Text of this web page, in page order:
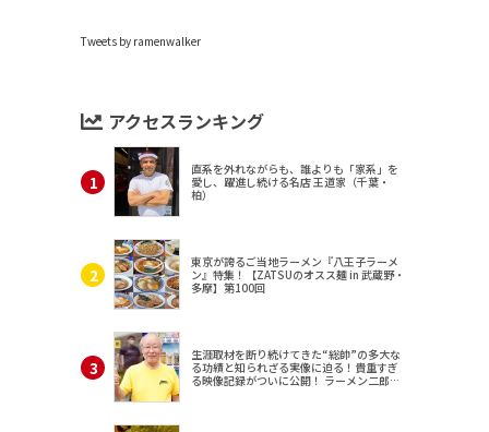
Tweets by ramenwalker
アクセスランキング
直系を外れながらも、誰よりも「家系」を
愛し、躍進し続ける名店 王道家（千葉・
柏）
東京が誇るご当地ラーメン『八王子ラーメ
ン』特集！【ZATSUのオスス麺 in 武蔵野・
多摩】第100回
生涯取材を断り続けてきた“総帥”の多大な
る功績と知られざる実像に迫る！貴重すぎ
る映像記録がついに公開！ ラーメン二郎